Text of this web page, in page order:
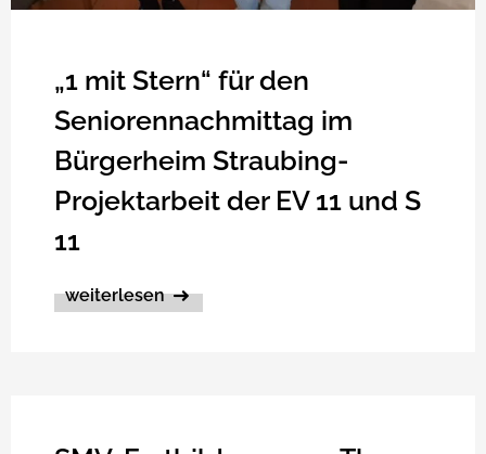
„1 mit Stern“ für den
Seniorennachmittag im
Bürgerheim Straubing-
Projektarbeit der EV 11 und S
11
weiterlesen